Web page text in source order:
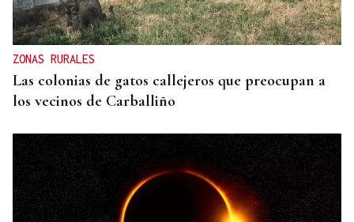
ZONAS RURALES
Las colonias de gatos callejeros que preocupan a
los vecinos de Carballiño